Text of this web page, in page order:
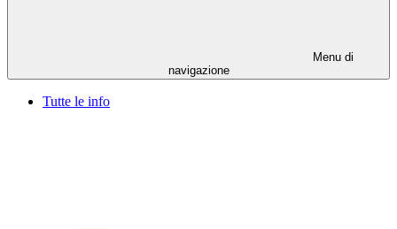
Menu di
navigazione
Tutte le info